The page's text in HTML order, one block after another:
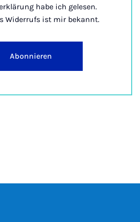
habe ich gelesen.
Widerrufs ist mir bekannt.
Abonnieren